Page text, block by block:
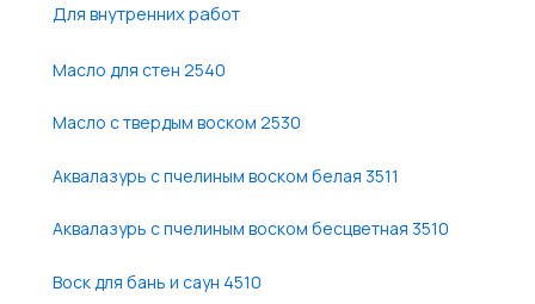
Для внутренних работ
Масло для стен 2540
Масло с твердым воском 2530
Аквалазурь с пчелиным воском белая 3511
Аквалазурь с пчелиным воском бесцветная 3510
Воск для бань и саун 4510